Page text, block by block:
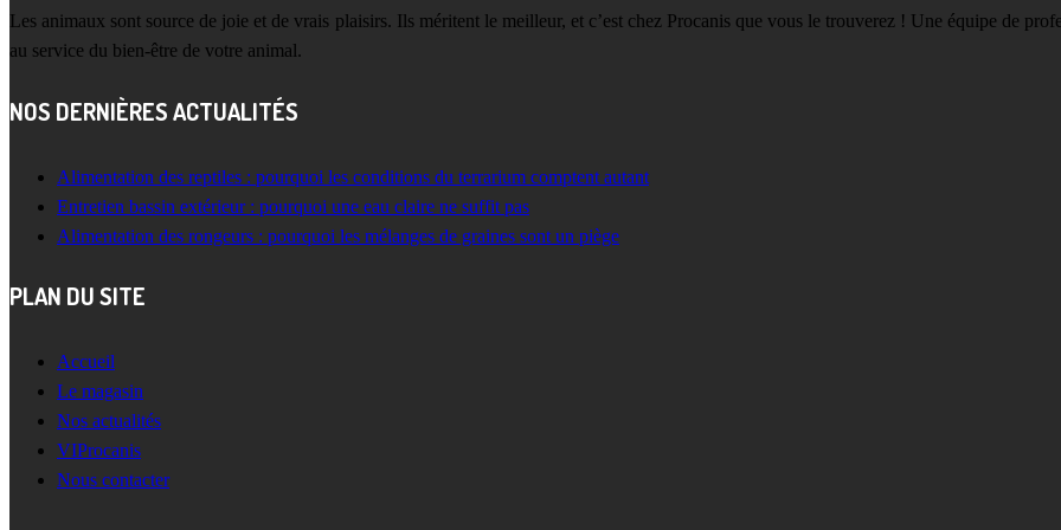
Les animaux sont source de joie et de vrais plaisirs. Ils méritent le meilleur, et c’est chez Procanis que vous le trouverez ! Une équipe de
au service du bien-être de votre animal.
NOS DERNIÈRES ACTUALITÉS
Alimentation des reptiles : pourquoi les conditions du terrarium comptent autant
Entretien bassin extérieur : pourquoi une eau claire ne suffit pas
Alimentation des rongeurs : pourquoi les mélanges de graines sont un piège
PLAN DU SITE
Accueil
Le magasin
Nos actualités
VIProcanis
Nous contacter